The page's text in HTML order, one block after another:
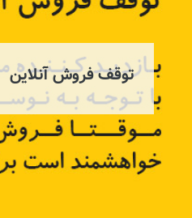
دو شاخه کلاج تندر ۹۰
کد قطعه:82004366
قیمت: ۲۲۵٬۰۰۰ تومان
اطلاعات بیشتر
توقف فروش آنلاین